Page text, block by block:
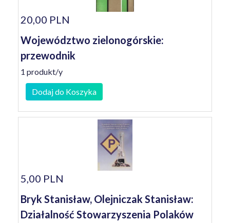
20,00 PLN
Województwo zielonogórskie:
przewodnik
1 produkt/y
Dodaj do Koszyka
5,00 PLN
Bryk Stanisław, Olejniczak Stanisław:
Działalność Stowarzyszenia Polaków